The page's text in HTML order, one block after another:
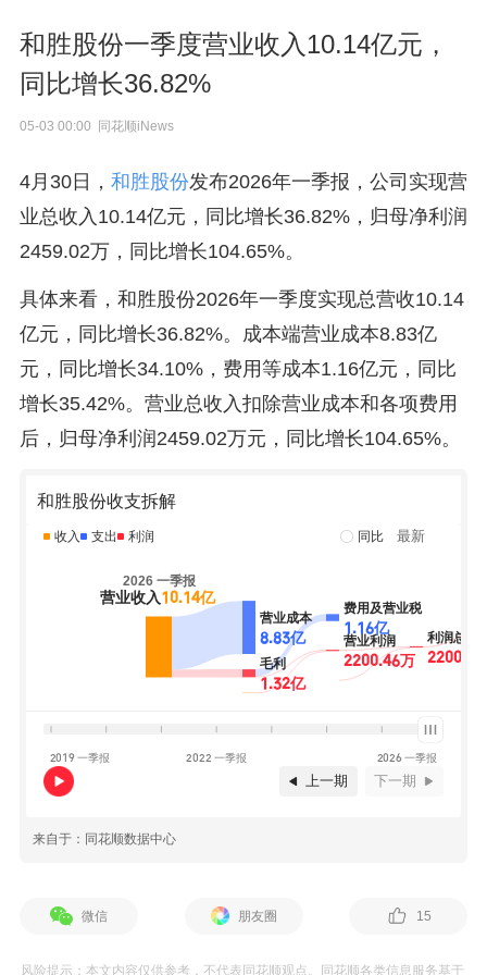
和胜股份一季度营业收入10.14亿元，
同比增长36.82%
05-03 00:00 同花顺iNews
4月30日， 和胜股份发布2026年一季报，公司实现营
业总收入10.14亿元，同比增长36.82%，归母净利润
2459.02万，同比增长104.65%。
具体来看，和胜股份2026年一季度实现总营收10.14
亿元，同比增长36.82%。成本端营业成本8.83亿
元，同比增长34.10%，费用等成本1.16亿元，同比
增长35.42%。营业总收入扣除营业成本和各项费用
后，归母净利润2459.02万元，同比增长104.65%。
和胜股份收支拆解
收入 支出 利润 同比 最新
2019 一季报 2022 一季报 2026 一季报
上一期 下一期
来自于：同花顺数据中心
微信 朋友圈 15
风险提示：本文内容仅供参考，不代表同花顺观点。同花顺各类信息服务基于